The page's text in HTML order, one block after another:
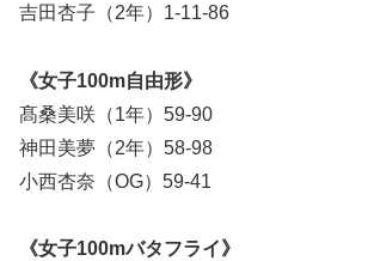
吉田杏子（2年）1-11-86
《女子100m自由形》
髙桑美咲（1年）59-90
神田美夢（2年）58-98
小西杏奈（OG）59-41
《女子100mバタフライ》